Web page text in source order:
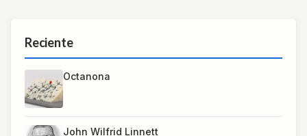
Reciente
Octanona
John Wilfrid Linnett